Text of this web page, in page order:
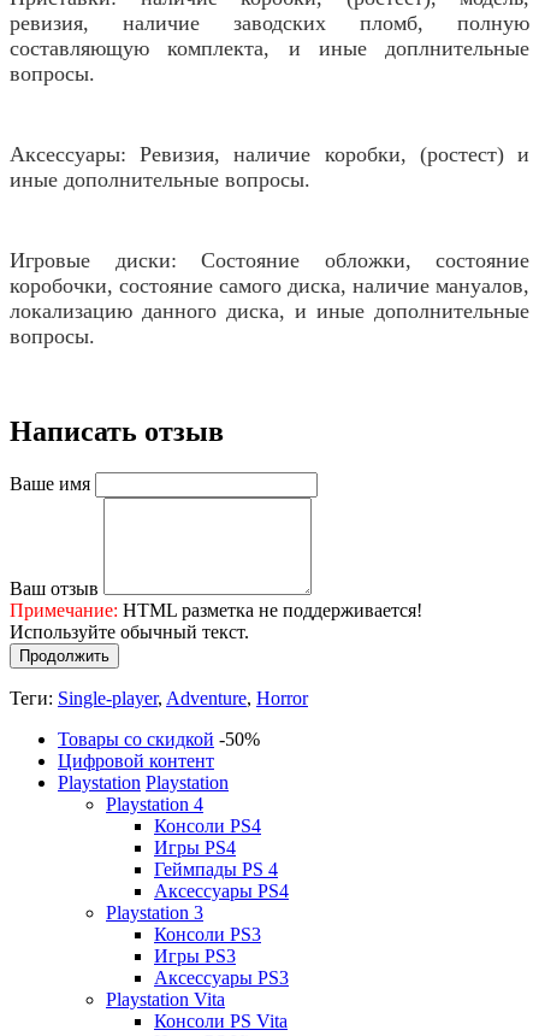
ревизия, наличие заводских пломб, полную
составляющую комплекта, и иные доплнительные
вопросы.
Аксессуары: Ревизия, наличие коробки, (ростест) и
иные дополнительные вопросы.
Игровые диски: Состояние обложки, состояние
коробочки, состояние самого диска, наличие мануалов,
локализацию данного диска, и иные дополнительные
вопросы.
Написать отзыв
Ваше имя
Ваш отзыв
Примечание: HTML разметка не поддерживается!
Используйте обычный текст.
Продолжить
Теги: Single-player, Adventure, Horror
Товары со скидкой -50%
Цифровой контент
Playstation Playstation
Playstation 4
Консоли PS4
Игры PS4
Геймпады PS 4
Аксессуары PS4
Playstation 3
Консоли PS3
Игры PS3
Аксессуары PS3
Playstation Vita
Консоли PS Vita